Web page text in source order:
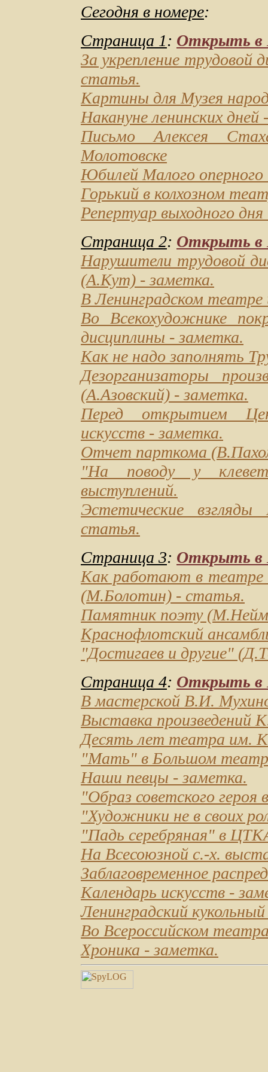
Сегодня в номере:
Страница 1: Открыть в
За укрепление трудовой
статья.
Картины для Музея
Накануне ленинских дней
Письмо Алексея
Молотовске
Юбилей Малого
Горький в колхозном
Репертуар выходного дня
Страница 2: Открыть в
Нарушители трудовой
(А.Кут) - заметка.
В Ленинградском
Во Всекохудожнике
дисциплины - заметка.
Как не надо заполнять
Дезорганизаторы
(А.Азовский) - заметка.
Перед открытием
искусств - заметка.
Отчет парткома
"На поводу у
выступлений.
Эстетические взгляды
статья.
Страница 3: Открыть в
Как работают в
(М.Болотин) - статья.
Памятник поэту
Краснофлотский
"Достигаев и другие"
Страница 4: Открыть в
В мастерской В.И.
Выставка произведений
Десять лет театра им.
"Мать" в Большом
Наши певцы - заметка.
"Образ советского героя
"Художники не в своих
"Падь серебряная" в
На Всесоюзной с.-х.
Заблаговременное
Календарь искусств -
Ленинградский
Во Всероссийском
Хроника - заметка.